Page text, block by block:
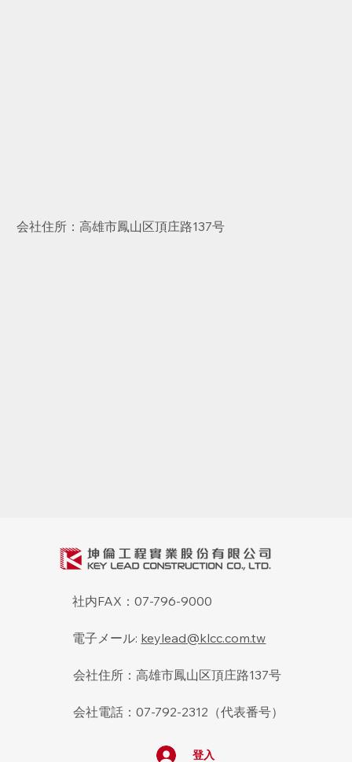
会社住所：高雄市鳳山区頂庄路137号
社内FAX：07-796-9000
電子メール: keylead@klcc.com.tw
会社住所：高雄市鳳山区頂庄路137号
会社電話：07-792-2312（代表番号）
登入